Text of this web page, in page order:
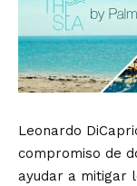
Leonardo
compromiso de
ayudar a mitigar